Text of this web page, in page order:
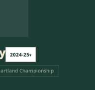
2024-25▾
Championship